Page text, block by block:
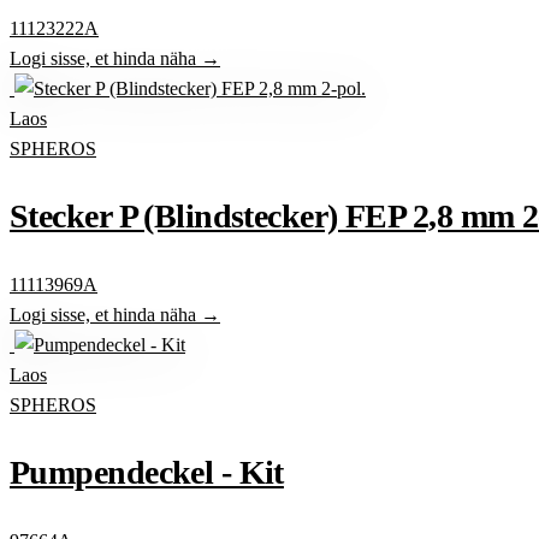
11123222A
Logi sisse, et hinda näha →
Laos
SPHEROS
Stecker P (Blindstecker) FEP 2,8 mm
11113969A
Logi sisse, et hinda näha →
Laos
SPHEROS
Pumpendeckel - Kit